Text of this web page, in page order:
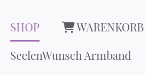
SHOP WARENKORB
SeelenWunsch Armband